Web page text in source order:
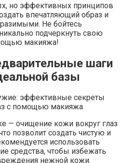
но эффективных принципов
впечатляющий образ и
Не бойтесь
подчеркнуть свою
макияжа!
шаги
базы
— очищение кожи вокруг глаз
позволит создать чистую и
использовать
средства, чтобы избежать
нежной кожи.